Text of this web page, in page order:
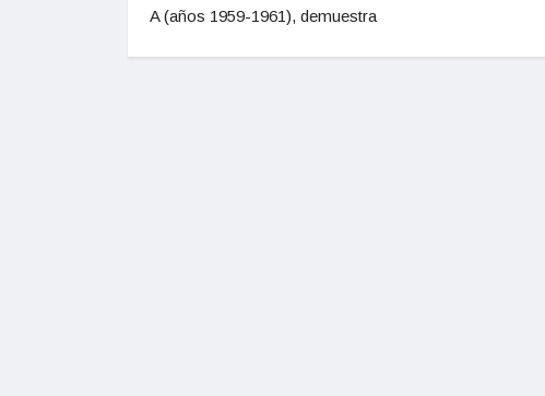
A (años 1959-1961), demuestra